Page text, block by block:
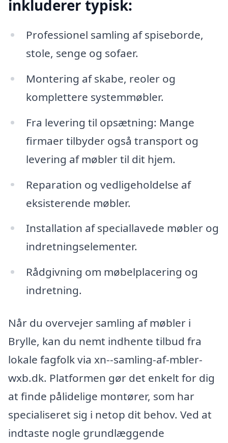
inkluderer typisk:
Professionel samling af spiseborde,
stole, senge og sofaer.
Montering af skabe, reoler og
komplettere systemmøbler.
Fra levering til opsætning: Mange
firmaer tilbyder også transport og
levering af møbler til dit hjem.
Reparation og vedligeholdelse af
eksisterende møbler.
Installation af speciallavede møbler og
indretningselementer.
Rådgivning om møbelplacering og
indretning.
Når du overvejer samling af møbler i
Brylle, kan du nemt indhente tilbud fra
lokale fagfolk via xn--samling-af-mbler-
wxb.dk. Platformen gør det enkelt for dig
at finde pålidelige montører, som har
specialiseret sig i netop dit behov. Ved at
indtaste nogle grundlæggende